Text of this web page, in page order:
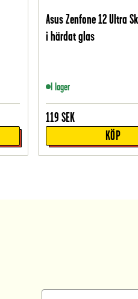
Asus Zenfone 12 Ultra
i härdat glas
I lager
119 SEK
KÖP